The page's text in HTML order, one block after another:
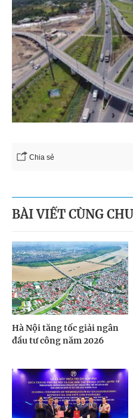
Chia sẻ
BÀI VIẾT CÙNG
Hà Nội tăng tốc giải ngân
đầu tư công năm 2026